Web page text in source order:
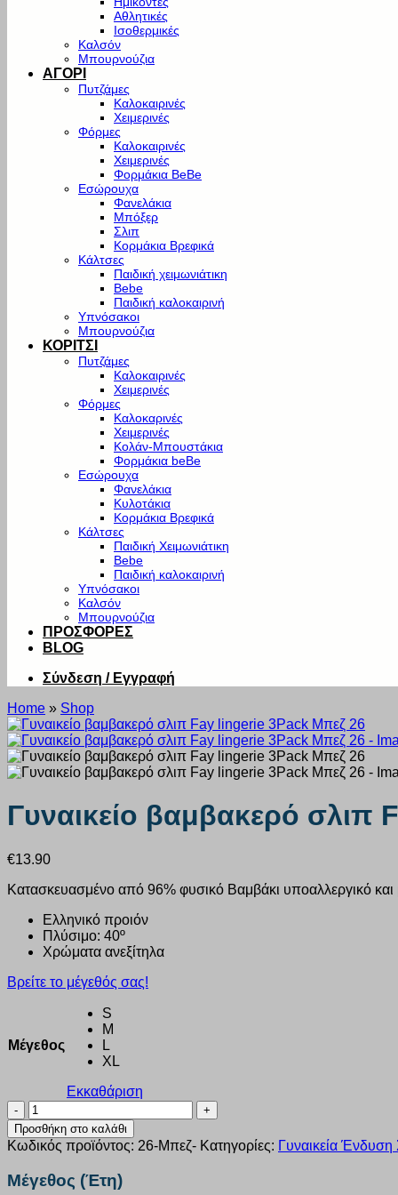
Αθλητικές
Ισοθερμικές
Καλσόν
Μπουρνούζια
ΑΓΟΡΙ
Πυτζάμες
Καλοκαιρινές
Χειμερινές
Φόρμες
Καλοκαιρινές
Χειμερινές
Φορμάκια BeBe
Εσώρουχα
Φανελάκια
Μπόξερ
Σλιπ
Κορμάκια Βρεφικά
Κάλτσες
Παιδική χειμωνιάτικη
Bebe
Παιδική καλοκαιρινή
Υπνόσακοι
Μπουρνούζια
ΚΟΡΙΤΣΙ
Πυτζάμες
Καλοκαιρινές
Χειμερινές
Φόρμες
Καλοκαρινές
Χειμερινές
Κολάν-Μπουστάκια
Φορμάκια beBe
Εσώρουχα
Φανελάκια
Κυλοτάκια
Κορμάκια Βρεφικά
Κάλτσες
Παιδική Χειμωνιάτικη
Bebe
Παιδική καλοκαιρινή
Υπνόσακοι
Καλσόν
Μπουρνούζια
ΠΡΟΣΦΟΡΕΣ
BLOG
Σύνδεση / Εγγραφή
Home » Shop
Γυναικείο βαμβακερό
€13.90
Κατασκευασμένο από 96% φυσικό Βαμβάκι υποαλλεργικό
Ελληνικό προιόν
Πλύσιμο: 40º
Χρώματα ανεξίτηλα
Βρείτε το μέγεθός σας!
Μέγεθος
S
M
L
XL
Εκκαθάριση
Γυναικείο
βαμβακερό
σλιπ
Fay
lingerie
3Pack
Προσθήκη στο καλάθι
Κωδικός προϊόντος: 26-Μπεζ- Κατηγορίες: Γυναικεία Ένδυση
Μέγεθος (Έτη)